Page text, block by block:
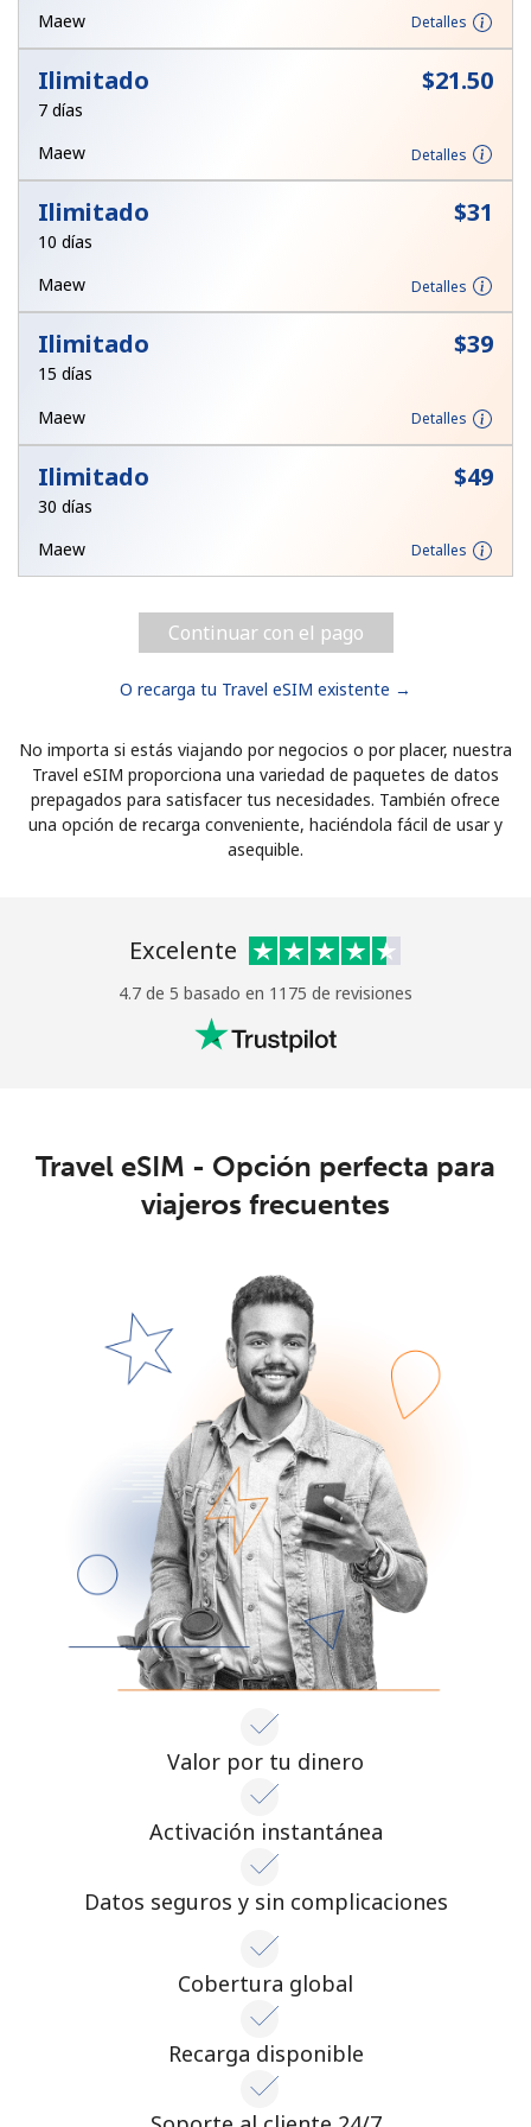
Maew
Detalles
Ilimitado ⁦$21.50⁩
7 días
Maew
Detalles
Ilimitado ⁦$31⁩
10 días
Maew
Detalles
Ilimitado ⁦$39⁩
15 días
Maew
Detalles
Ilimitado ⁦$49⁩
30 días
Maew
Detalles
Continuar con el pago
O recarga tu Travel eSIM existente →
No importa si estás viajando por negocios o por placer, nuestra
Travel eSIM proporciona una variedad de paquetes de datos
prepagados para satisfacer tus necesidades. También ofrece
una opción de recarga conveniente, haciéndola fácil de usar y
asequible.
Excelente
4.7 de 5 basado en 1175 de revisiones
Travel eSIM - Opción perfecta para
viajeros frecuentes
Valor por tu dinero
Activación instantánea
Datos seguros y sin complicaciones
Cobertura global
Recarga disponible